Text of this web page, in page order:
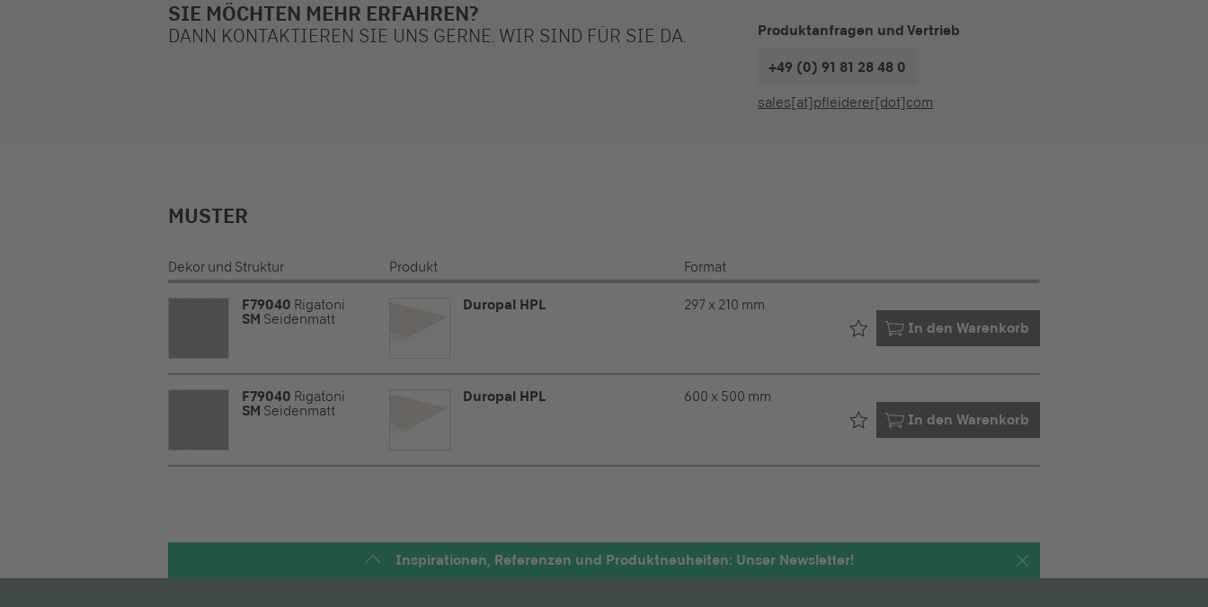
SIE MÖCHTEN MEHR ERFAHREN?
DANN KONTAKTIEREN SIE UNS GERNE. WIR SIND FÜR SIE DA. Produktanfragen und Vertrieb
+49 (0) 91 81 28 48 0
sales[at]pfleiderer[dot]com
MUSTER
Dekor und Struktur Produkt Format
F79040 Rigatoni
SM Seidenmatt
Duropal HPL 297 x 210 mm
In den Warenkorb
Bereits in Ihrem
F79040 Rigatoni
SM Seidenmatt
Duropal HPL 600 x 500 mm
In den Warenkorb
Bereits in Ihrem
Inspirationen, Referenzen und Produktneuheiten: Unser Newsletter!